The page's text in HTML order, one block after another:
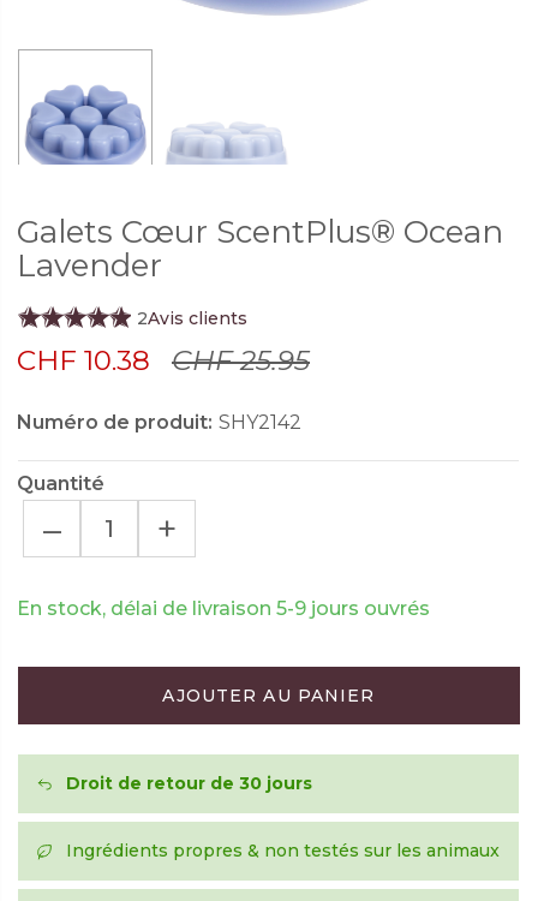
Galets Cœur ScentPlus® Ocean
Lavender
2Avis clients
CHF 10.38 CHF 25.95
Numéro de produit: SHY2142
Quantité
– +
En stock, délai de livraison 5-9 jours ouvrés
AJOUTER AU PANIER
Droit de retour de 30 jours
Ingrédients propres & non testés sur les animaux